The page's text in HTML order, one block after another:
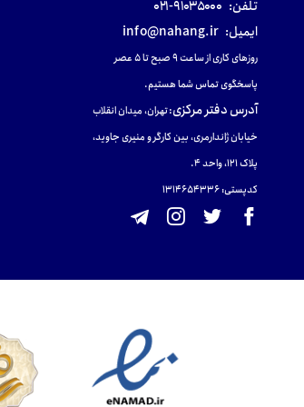
تلفن: ۹۱۰۳۵۰۰۰-۰۲۱
ایمیل: info@nahang.ir
روزهای کاری از ساعت ۹ صبح تا ۵ عصر
پاسخگوی تماس شما هستیم.
آدرس دفتر مرکزی:تهران، میدان انقلاب
خیابان ژاندارمری، بین کارگر و منیری جاوید،
پلاک 121، واحد ۴.
کدپستی: 131465433۶